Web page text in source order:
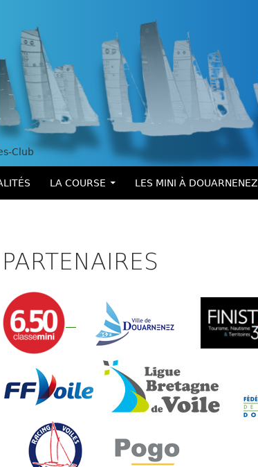
Club
LA COURSE LES MINI À DOUARNENEZ
PARTENAIRES